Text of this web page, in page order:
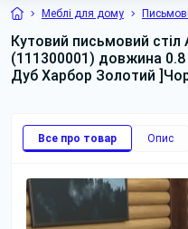
Меблі для дому
Кутовий письмовий
(111300001) довжина
Дуб Харбор Золотий
Все про товар Опис